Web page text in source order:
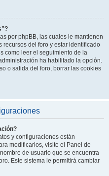
por phpBB, las cuales le mantienen
del foro y estar identificado
como leer el seguimiento de la
ha habilitado la opción.
o salida del foro, borrar las cookies
y configuraciones están
modificarlos, visite el Panel de
de usuario que se encuentra
Este sistema le permitirá cambiar